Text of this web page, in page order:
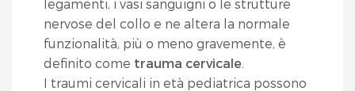
legamenti, i vasi sanguigni o le strutture
nervose del collo e ne altera la normale
funzionalità, più o meno gravemente, è
definito come trauma cervicale
I traumi cervicali in età pediatrica possono